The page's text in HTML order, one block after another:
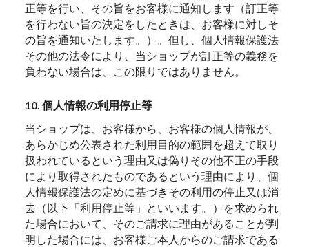
正等を行い、その旨をお客様に通知します（訂正等
を行わない旨の決定をしたときは、お客様に対しそ
の旨を通知いたします。）。但し、個人情報保護法
その他の法令により、当ショップが訂正等の義務を
負わない場合は、この限りではありません。
10. 個人情報の利用停止等
当ショップは、お客様から、お客様の個人情報が、
あらかじめ公表された利用目的の範囲を超えて取り
扱われているという理由又は偽りその他不正の手段
により取得されたものであるという理由により、個
人情報保護法の定めに基づきその利用の停止又は消
去（以下「利用停止等」といいます。）を求められ
た場合において、そのご請求に理由があることが判
明した場合には、お客様ご本人からのご請求である